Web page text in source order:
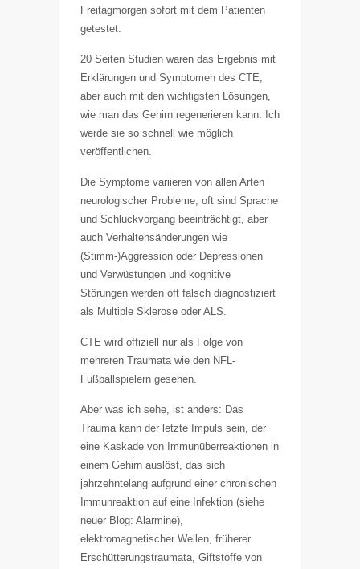
Freitagmorgen sofort mit dem Patienten
getestet.
20 Seiten Studien waren das Ergebnis mit
Erklärungen und Symptomen des CTE,
aber auch mit den wichtigsten Lösungen,
wie man das Gehirn regenerieren kann. Ich
werde sie so schnell wie möglich
veröffentlichen.
Die Symptome variieren von allen Arten
neurologischer Probleme, oft sind Sprache
und Schluckvorgang beeinträchtigt, aber
auch Verhaltensänderungen wie
(Stimm-)Aggression oder Depressionen
und Verwüstungen und kognitive
Störungen werden oft falsch diagnostiziert
als Multiple Sklerose oder ALS.
CTE wird offiziell nur als Folge von
mehreren Traumata wie den NFL-
Fußballspielern gesehen.
Aber was ich sehe, ist anders: Das
Trauma kann der letzte Impuls sein, der
eine Kaskade von Immunüberreaktionen in
einem Gehirn auslöst, das sich
jahrzehntelang aufgrund einer chronischen
Immunreaktion auf eine Infektion (siehe
neuer Blog: Alarmine),
elektromagnetischer Wellen, früherer
Erschütterungstraumata, Giftstoffe von